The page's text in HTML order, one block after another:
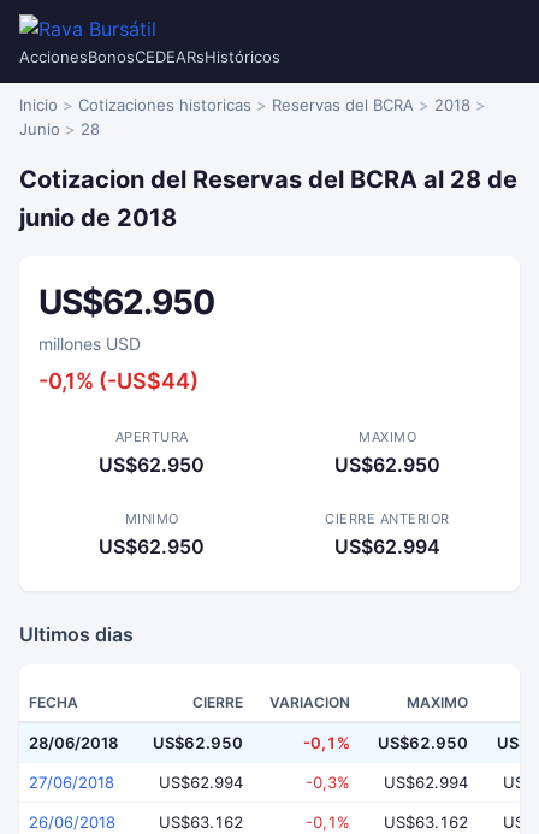
AccionesBonosCEDEARsHistóricos
Inicio Cotizaciones historicas Reservas del BCRA
2018
Junio
28
Cotizacion del Reservas del BCRA al 28 de
junio de 2018
US$62.950
millones USD
-0,1% (-US$44)
APERTURA
US$62.950
MAXIMO
US$62.950
MINIMO
US$62.950
CIERRE ANTERIOR
US$62.994
Ultimos dias
FECHA CIERRE VARIACION MAXIMO
28/06/2018 US$62.950 -0,1% US$62.950
27/06/2018 US$62.994 -0,3% US$62.994
26/06/2018 US$63.162 -0,1% US$63.162